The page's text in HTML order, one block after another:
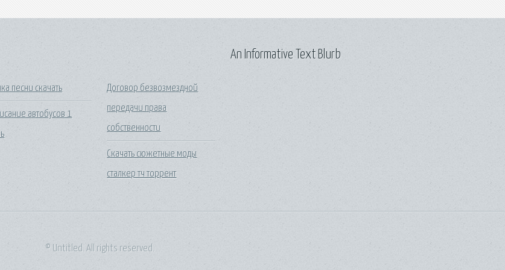
песни скачать
автобусов 1
Договор безвозмездной
передачи права
собственности
Скачать сюжетные моды
сталкер тч торрент
An Informative Text Blurb
© Untitled. All rights reserved.